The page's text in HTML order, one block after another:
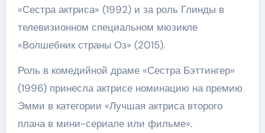
«Сестра актриса» (1992) и за роль Глинды в
телевизионном специальном мюзикле
«Волшебник страны Оз» (2015).
Роль в комедийной драме «Сестра Бэттингер»
(1996) принесла актрисе номинацию на премию
Эмми в категории «Лучшая актриса второго
плана в мини-сериале или фильме».